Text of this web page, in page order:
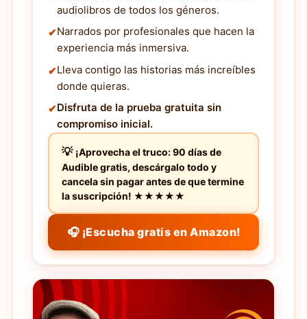
audiolibros de todos los géneros.
Narrados por profesionales que hacen la
experiencia más inmersiva.
Lleva contigo las historias más increíbles
donde quieras.
Disfruta de la prueba gratuita sin
compromiso inicial.
¡Aprovecha el truco: 90 días de
Audible gratis, descárgalo todo y
cancela sin pagar antes de que termine
la suscripción! ★★★★★
🎧 ¡Escucha gratis en Amazon!